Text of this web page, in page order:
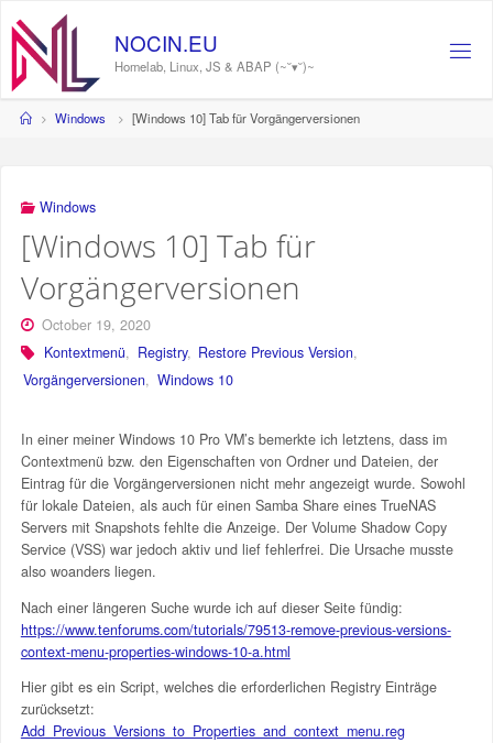
content
NOCIN.EU
Homelab, Linux, JS & ABAP (~˘▾˘)~
HomeWindows [Windows 10] Tab für Vorgängerversionen
Windows
[Windows 10] Tab für
Vorgängerversionen
October 19, 2020
Kontextmenü, Registry, Restore Previous Version,
Vorgängerversionen, Windows 10
In einer meiner Windows 10 Pro VM’s bemerkte ich letztens, dass im
Contextmenü bzw. den Eigenschaften von Ordner und Dateien, der
Eintrag für die Vorgängerversionen nicht mehr angezeigt wurde. Sowohl
für lokale Dateien, als auch für einen Samba Share eines TrueNAS
Servers mit Snapshots fehlte die Anzeige. Der Volume Shadow Copy
Service (VSS) war jedoch aktiv und lief fehlerfrei. Die Ursache musste
also woanders liegen.
Nach einer längeren Suche wurde ich auf dieser Seite fündig:
https://www.tenforums.com/tutorials/79513-remove-previous-versions-
context-menu-properties-windows-10-a.html
Hier gibt es ein Script, welches die erforderlichen Registry Einträge
zurücksetzt:
Add_Previous_Versions_to_Properties_and_context_menu.reg